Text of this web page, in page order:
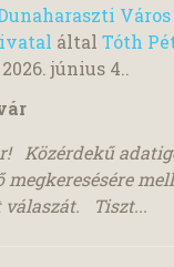
által Tóth
2026. június 4..
Közérdekű
válaszát. Tiszt...